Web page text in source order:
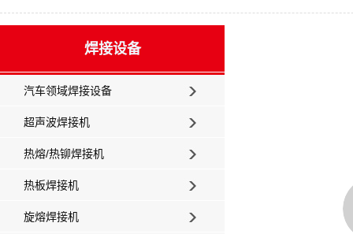
焊接设备
汽车领域焊接设备
超声波焊接机
热熔/热铆焊接机
热板焊接机
旋熔焊接机